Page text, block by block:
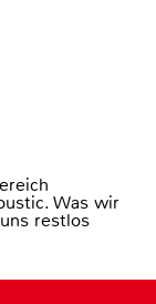
Was wir
restlos